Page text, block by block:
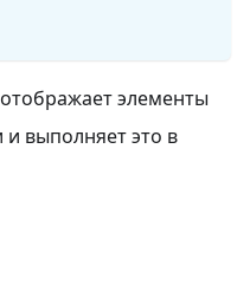
элементы
и выполняет это в